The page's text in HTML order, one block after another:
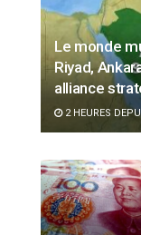
Le monde
Riyad,
alliance
2 HEURES